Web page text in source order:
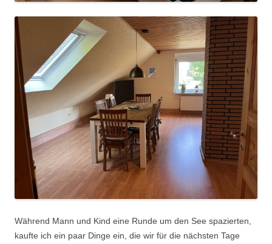
Während Mann und Kind eine Runde um den See spazierten,
kaufte ich ein paar Dinge ein, die wir für die nächsten Tage